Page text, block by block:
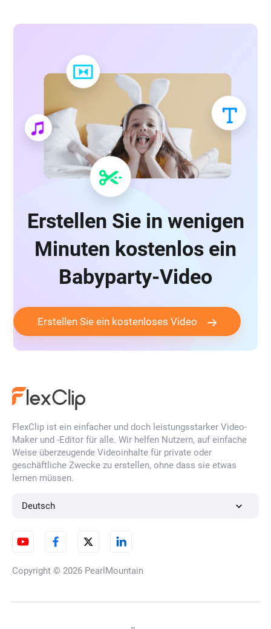
Erstellen Sie in wenigen
Minuten kostenlos ein
Babyparty-Video
Erstellen Sie ein kostenloses Video
FlexClip ist ein einfacher und doch leistungsstarker Video-
Maker und -Editor für alle. Wir helfen Nutzern, auf einfache
Weise überzeugende Videoinhalte für private oder
geschäftliche Zwecke zu erstellen, ohne dass sie etwas
lernen müssen.
Deutsch
Copyright © 2026 PearlMountain